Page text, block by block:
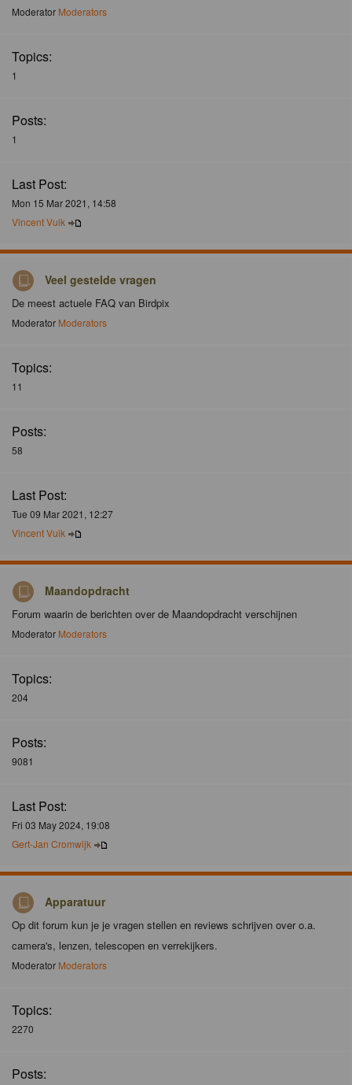
Moderator Moderators
Topics:
1
Posts:
1
Last Post:
Mon 15 Mar 2021, 14:58
Vincent Vuik
Veel gestelde vragen
De meest actuele FAQ van Birdpix
Moderator Moderators
Topics:
11
Posts:
58
Last Post:
Tue 09 Mar 2021, 12:27
Vincent Vuik
Maandopdracht
Forum waarin de berichten over de Maandopdracht verschijnen
Moderator Moderators
Topics:
204
Posts:
9081
Last Post:
Fri 03 May 2024, 19:08
Gert-Jan Cromwijk
Apparatuur
Op dit forum kun je je vragen stellen en reviews schrijven over o.a.
camera's, lenzen, telescopen en verrekijkers.
Moderator Moderators
Topics:
2270
Posts: